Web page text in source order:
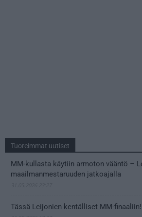
Tuoreimmat uutiset
MM-kullasta käytiin armoton vääntö –
maailmanmestaruuden jatkoajalla
Tässä Leijonien kentälliset MM-finaaliin!